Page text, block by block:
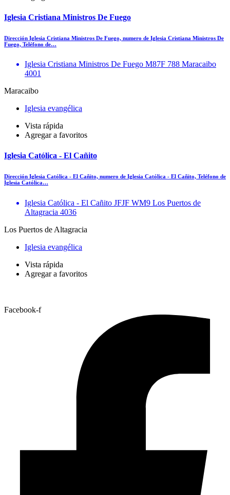
Iglesia Cristiana Ministros De Fuego
Dirección Iglesia Cristiana Ministros De Fuego, numero de Iglesia Cristiana Ministros De
Fuego, Teléfono de…
Iglesia Cristiana Ministros De Fuego M87F 788 Maracaibo
4001
Maracaibo
Iglesia evangélica
Vista rápida
Agregar a favoritos
Iglesia Católica - El Cañito
Dirección Iglesia Católica - El Cañito, numero de Iglesia Católica - El Cañito, Teléfono de
Iglesia Católica…
Iglesia Católica - El Cañito JFJF WM9 Los Puertos de
Altagracia 4036
Los Puertos de Altagracia
Iglesia evangélica
Vista rápida
Agregar a favoritos
Facebook-f